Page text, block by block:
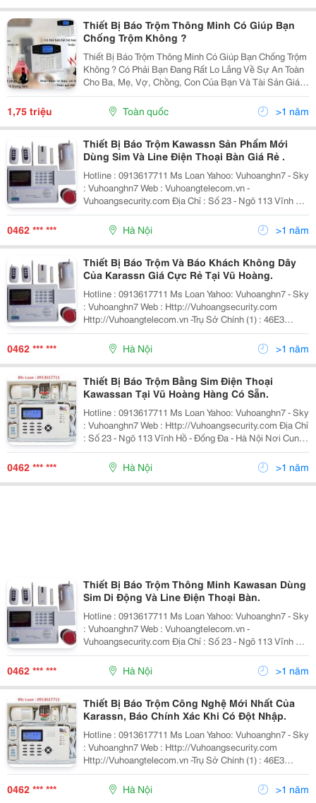
Thiết Bị Báo Trộm Thông Minh Có Giúp Bạn
Chống Trộm Không ?
Thiết Bị Báo Trộm Thông Minh Có Giúp Bạn Chống Trộm
Không ? Có Phải Bạn Đang Rất Lo Lắng Về Sự An Toàn
Cho Ba, Mẹ, Vợ, Chồng, Con Của Bạn Và Tài Sản Giá
Trị Trong Nhà Bị Các Tên Trộm Xâm Hại Đến Phải Không
? Thật Ra Đó Là Mối Lo Ngại Chung Của Tất
1,75 triệu Toàn quốc >1 năm
Thiết Bị Báo Trộm Kawassn Sản Phẩm Mới
Dùng Sim Và Line Điện Thoại Bàn Giá Rẻ .
Hotline : 0913617711 Ms Loan Yahoo: Vuhoanghn7 - Sky
: Vuhoanghn7 Web : Vuhoangtelecom.vn -
Vuhoangsecurity.com Địa Chỉ : Số 23 - Ngõ 113 Vĩnh Hồ
- Đống Đa - Hà Nội Chúng Tôi Không Chỉ Bán 1 Sản
Phẩm, Chúng Tôi Mang Đến Cho
0462 *** *** Hà Nội >1 năm
Thiết Bị Báo Trộm Và Báo Khách Không Dây
Của Karassn Giá Cực Rẻ Tại Vũ Hoàng.
Hotline : 0913617711 Ms Loan Yahoo: Vuhoanghn7 - Sky
: Vuhoanghn7 Web : Http://Vuhoangsecurity.com
Http://Vuhoangtelecom.vn -Trụ Sở Chính (1) : 46E3
Nguyễn Văn Đậu - Phường 6 - Quận Bình Thạnh - Tp. Hồ
Chí Minh Điệ
0462 *** *** Hà Nội >1 năm
Thiết Bị Báo Trộm Bằng Sim Điện Thoại
Kawassan Tại Vũ Hoàng Hàng Có Sẵn.
Hotline : 0913617711 Ms Loan Yahoo: Vuhoanghn7 - Sky
: Vuhoanghn7 Web : Http://Vuhoangsecurity.com Địa Chỉ
: Số 23 - Ngõ 113 Vĩnh Hồ - Đống Đa - Hà Nội Nơi Cung
Cấp Thiết Bị An Ninh, Giám Sát Uy Tín Số 1 Việt Nam
0462 *** *** Hà Nội >1 năm
Thiết Bị Báo Trộm Thông Minh Kawasan Dùng
Sim Di Động Và Line Điện Thoại Bàn.
Hotline : 0913617711 Ms Loan Yahoo: Vuhoanghn7 - Sky
: Vuhoanghn7 Web : Vuhoangtelecom.vn -
Vuhoangsecurity.com Địa Chỉ : Số 23 - Ngõ 113 Vĩnh Hồ
- Đống Đa - Hà Nội Chúng Tôi Không Chỉ Bán 1 Sản
Phẩm, Chúng Tôi Mang Đến Cho
0462 *** *** Hà Nội >1 năm
Thiết Bị Báo Trộm Công Nghệ Mới Nhất Của
Karassn, Báo Chính Xác Khi Có Đột Nhập.
Hotline : 0913617711 Ms Loan Yahoo: Vuhoanghn7 - Sky
: Vuhoanghn7 Web : Http://Vuhoangsecurity.com
Http://Vuhoangtelecom.vn -Trụ Sở Chính (1) : 46E3
Nguyễn Văn Đậu - Phường 6 - Quận Bình Thạnh - Tp. Hồ
Chí Minh Điệ
0462 *** *** Hà Nội >1 năm